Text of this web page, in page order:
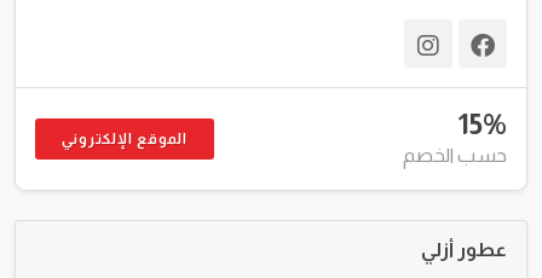
15%
حسب الخصم
الموقع الإلكتروني
عطور أزلي